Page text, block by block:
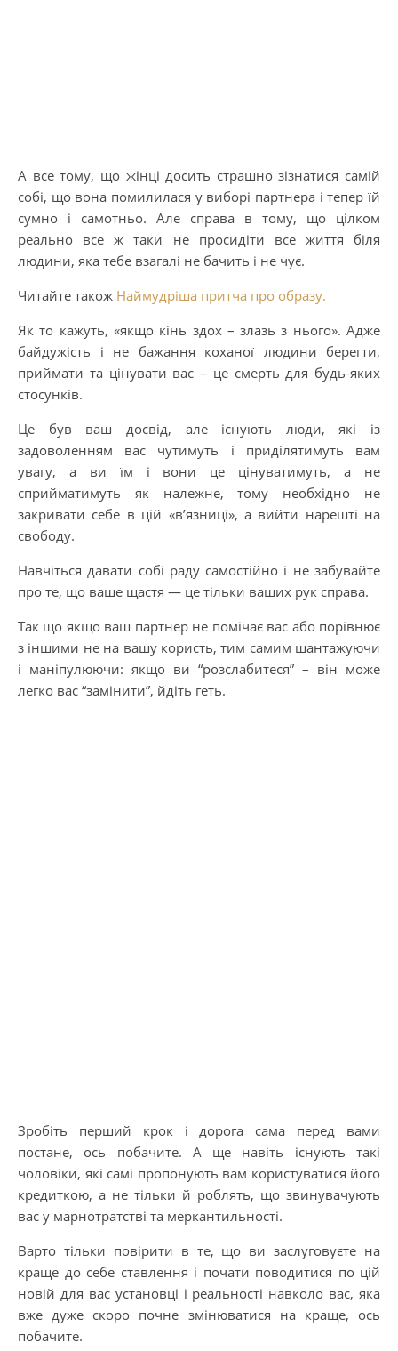
А все тому, що жінці досить страшно зізнатися самій
собі, що вона помилилася у виборі партнера і тепер їй
сумно і самотньо. Але справа в тому, що цілком
реально все ж таки не просидіти все життя біля
людини, яка тебе взагалі не бачить і не чує.
Читайте також Наймудріша притча про образу.
Як то кажуть, «якщо кінь здох – злазь з нього». Адже
байдужість і не бажання коханої людини берегти,
приймати та цінувати вас – це смерть для будь-яких
стосунків.
Це був ваш досвід, але існують люди, які із
задоволенням вас чутимуть і приділятимуть вам
увагу, а ви їм і вони це цінуватимуть, а не
сприйматимуть як належне, тому необхідно не
закривати себе в цій «в’язниці», а вийти нарешті на
свободу.
Навчіться давати собі раду самостійно і не забувайте
про те, що ваше щастя — це тільки ваших рук справа.
Так що якщо ваш партнер не помічає вас або порівнює
з іншими не на вашу користь, тим самим шантажуючи
і маніпулюючи: якщо ви “розслабитеся” – він може
легко вас “замінити”, йдіть геть.
Зробіть перший крок і дорога сама перед вами
постане, ось побачите. А ще навіть існують такі
чоловіки, які самі пропонують вам користуватися його
кредиткою, а не тільки й роблять, що звинувачують
вас у марнотратстві та меркантильності.
Варто тільки повірити в те, що ви заслуговуєте на
краще до себе ставлення і почати поводитися по цій
новій для вас установці і реальності навколо вас, яка
вже дуже скоро почне змінюватися на краще, ось
побачите.